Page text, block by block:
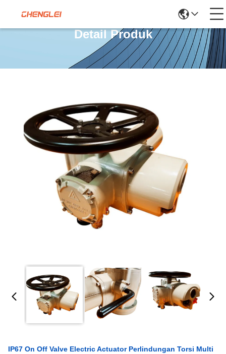
Detail Produk
IP67 On Off Valve Electric Actuator Perlindungan Torsi Multi